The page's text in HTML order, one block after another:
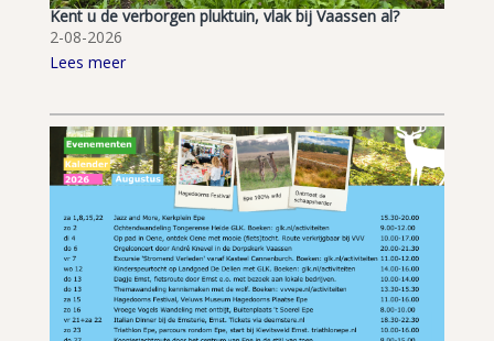
Kent u de verborgen pluktuin, vlak bij Vaassen al?
2-08-2026
Lees meer